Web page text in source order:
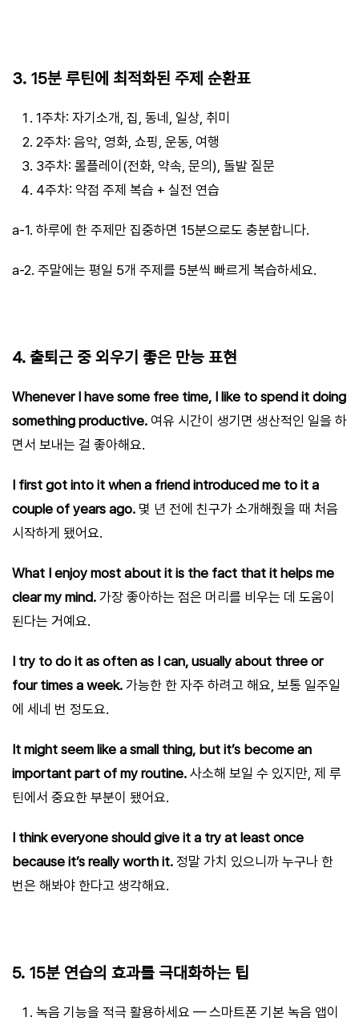
3. 15분 루틴에 최적화된 주제 순환표
1주차: 자기소개, 집, 동네, 일상, 취미
2주차: 음악, 영화, 쇼핑, 운동, 여행
3주차: 롤플레이(전화, 약속, 문의), 돌발 질문
4주차: 약점 주제 복습 + 실전 연습
a-1. 하루에 한 주제만 집중하면 15분으로도 충분합니다.
a-2. 주말에는 평일 5개 주제를 5분씩 빠르게 복습하세요.
4. 출퇴근 중 외우기 좋은 만능 표현
Whenever I have some free time, I like to spend it doing
something productive. 여유 시간이 생기면 생산적인 일을 하
면서 보내는 걸 좋아해요.
I first got into it when a friend introduced me to it a
couple of years ago. 몇 년 전에 친구가 소개해줬을 때 처음
시작하게 됐어요.
What I enjoy most about it is the fact that it helps me
clear my mind. 가장 좋아하는 점은 머리를 비우는 데 도움이
된다는 거예요.
I try to do it as often as I can, usually about three or
four times a week. 가능한 한 자주 하려고 해요, 보통 일주일
에 세네 번 정도요.
It might seem like a small thing, but it’s become an
important part of my routine. 사소해 보일 수 있지만, 제 루
틴에서 중요한 부분이 됐어요.
I think everyone should give it a try at least once
because it’s really worth it. 정말 가치 있으니까 누구나 한
번은 해봐야 한다고 생각해요.
5. 15분 연습의 효과를 극대화하는 팁
녹음 기능을 적극 활용하세요 — 스마트폰 기본 녹음 앱이